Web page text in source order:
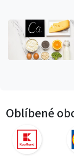
Oblíbené